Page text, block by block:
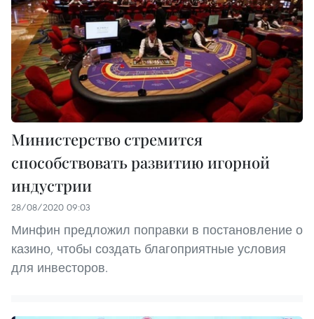
Министерство стремится
способствовать развитию игорной
индустрии
28/08/2020 09:03
Минфин предложил поправки в постановление о
казино, чтобы создать благоприятные условия
для инвесторов.